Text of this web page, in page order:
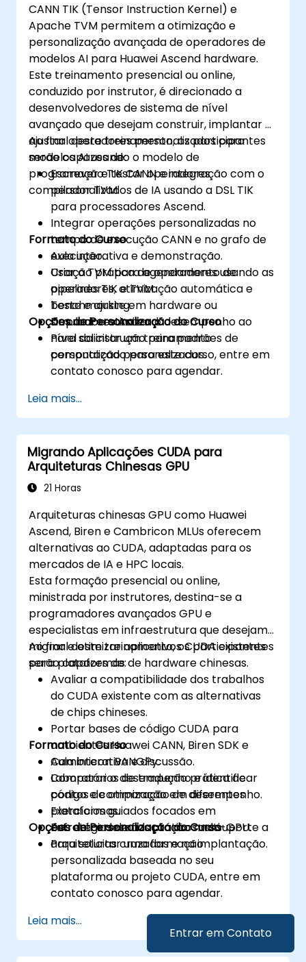
Entrar em Contato
CANN TIK (Tensor Instruction Kernel) e
Apache TVM permitem a otimização e
personalização avançada de operadores de
modelos AI para Huawei Ascend hardware.
Este treinamento presencial ou online,
conduzido por instrutor, é direcionado a
desenvolvedores de sistema de nível
avançado que desejam construir, implantar e
ajustar operadores personalizados para
modelos AI usando o modelo de
programação TIK CANN e integração com o
compilador TVM.
Ao final deste treinamento, os participantes
serão capazes de:
Escrever e testar operadores
personalizados de IA usando a DSL TIK
para processadores Ascend.
Integrar operações personalizadas no
tempo de execução CANN e no grafo de
execução.
Usar o TVM para agendamento de
operadores, otimização automática e
benchmarking.
Depurar e otimizar o desempenho ao
nível da instrução para padrões de
computação personalizados.
Formato do Curso
Aula interativa e demonstração.
Criação prática de operadores usando as
pipelines TIK e TVM.
Teste e ajuste em hardware ou
simuladores Ascend.
Opções de Personalização do Curso
Para solicitar um treinamento
personalizado para este curso, entre em
contato conosco para agendar.
Leia mais...
Migrando Aplicações CUDA para
Arquiteturas Chinesas GPU
21 Horas
Arquiteturas chinesas GPU como Huawei
Ascend, Biren e Cambricon MLUs oferecem
alternativas ao CUDA, adaptadas para os
mercados de IA e HPC locais.
Esta formação presencial ou online,
ministrada por instrutores, destina-se a
programadores avançados GPU e
especialistas em infraestrutura que desejam
migrar e otimizar aplicativos CUDA existentes
para plataformas de hardware chinesas.
Ao final deste treinamento, os participantes
serão capazes de:
Avaliar a compatibilidade dos trabalhos
do CUDA existente com as alternativas
de chips chineses.
Portar bases de código CUDA para
ambientes Huawei CANN, Biren SDK e
Cambricon BANGPy.
Comparar o desempenho e identificar
pontos de otimização em diferentes
plataformas.
Enfrentar desafios práticos no suporte a
arquiteturas cruzadas e na implantação.
Formato do Curso
Aula interativa e discussão.
Laboratórios de tradução prática de
código e comparação de desempenho.
Exercícios guiados focados em
estratégias de adaptação multi-GPU.
Opções de Personalização do Curso
Para solicitar uma formação
personalizada baseada no seu
plataforma ou projeto CUDA, entre em
contato conosco para agendar.
Leia mais...